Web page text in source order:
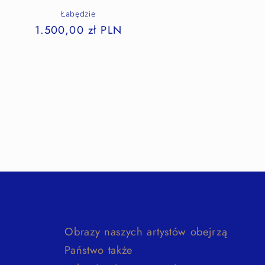
Łabędzie
1.500,00 zł PLN
Obrazy naszych artystów obejrzą
Państwo także